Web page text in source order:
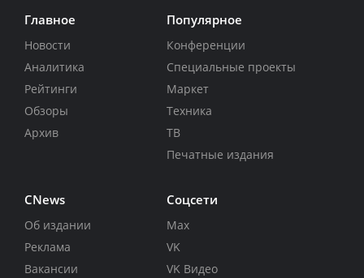
Главное
Новости
Аналитика
Рейтинги
Обзоры
Архив
Популярное
Конференции
Специальные проекты
Маркет
Техника
ТВ
Печатные издания
CNews
Об издании
Реклама
Вакансии
Соцсети
Max
VK
VK Видео